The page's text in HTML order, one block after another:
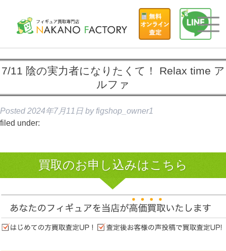
7/11 陰の実力者になりたくて！ Relax time ア
ルファ
Posted 2024年7月11日 by figshop_owner1
filed under:
買取のお申し込みはこちら